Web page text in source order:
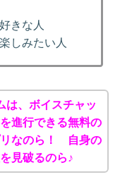
きな人
しみたい人
は、ボイスチャッ
進行できる無料の
リなのら！ 自身の
見破るのら♪